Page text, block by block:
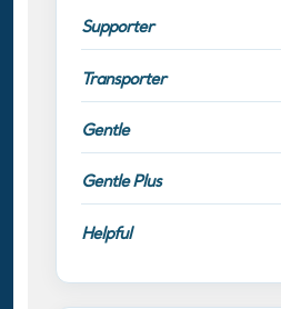
Supporter
Transporter
Gentle
Gentle Plus
Helpful